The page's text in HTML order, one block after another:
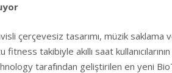
çerçevesiz tasarımı, müzik saklama
fitness takibiyle akıllı saat
tarafından geliştirilen en yeni